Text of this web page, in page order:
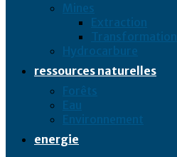
Mines
Extraction
Transformation
Hydrocarbure
ressources naturelles
Forêts
Eau
Environnement
energie